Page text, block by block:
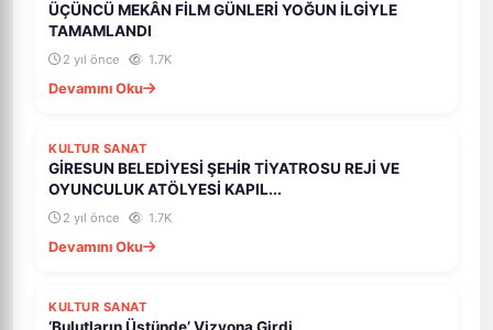
ÜÇÜNCÜ MEKÂN FİLM GÜNLERİ YOĞUN İLGİYLE
TAMAMLANDI
2 yıl önce 1.7K
Devamını Oku
KULTUR SANAT
GİRESUN BELEDİYESİ ŞEHİR TİYATROSU REJİ VE
OYUNCULUK ATÖLYESİ KAPIL...
2 yıl önce 1.7K
Devamını Oku
KULTUR SANAT